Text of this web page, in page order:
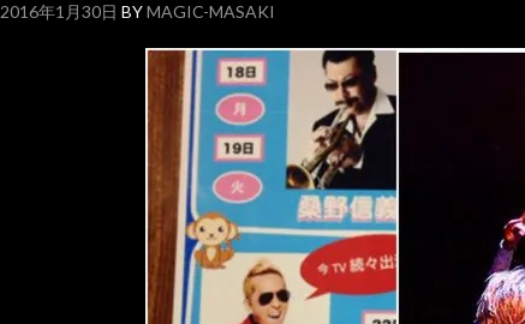
2016年1月30日 BYMAGIC-MASAKI